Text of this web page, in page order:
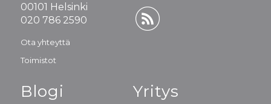
00101 Helsinki
020 786 2590
Ota yhteyttä
Toimistot
Blogi Yritys